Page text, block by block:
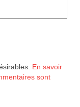
En savoir
sont